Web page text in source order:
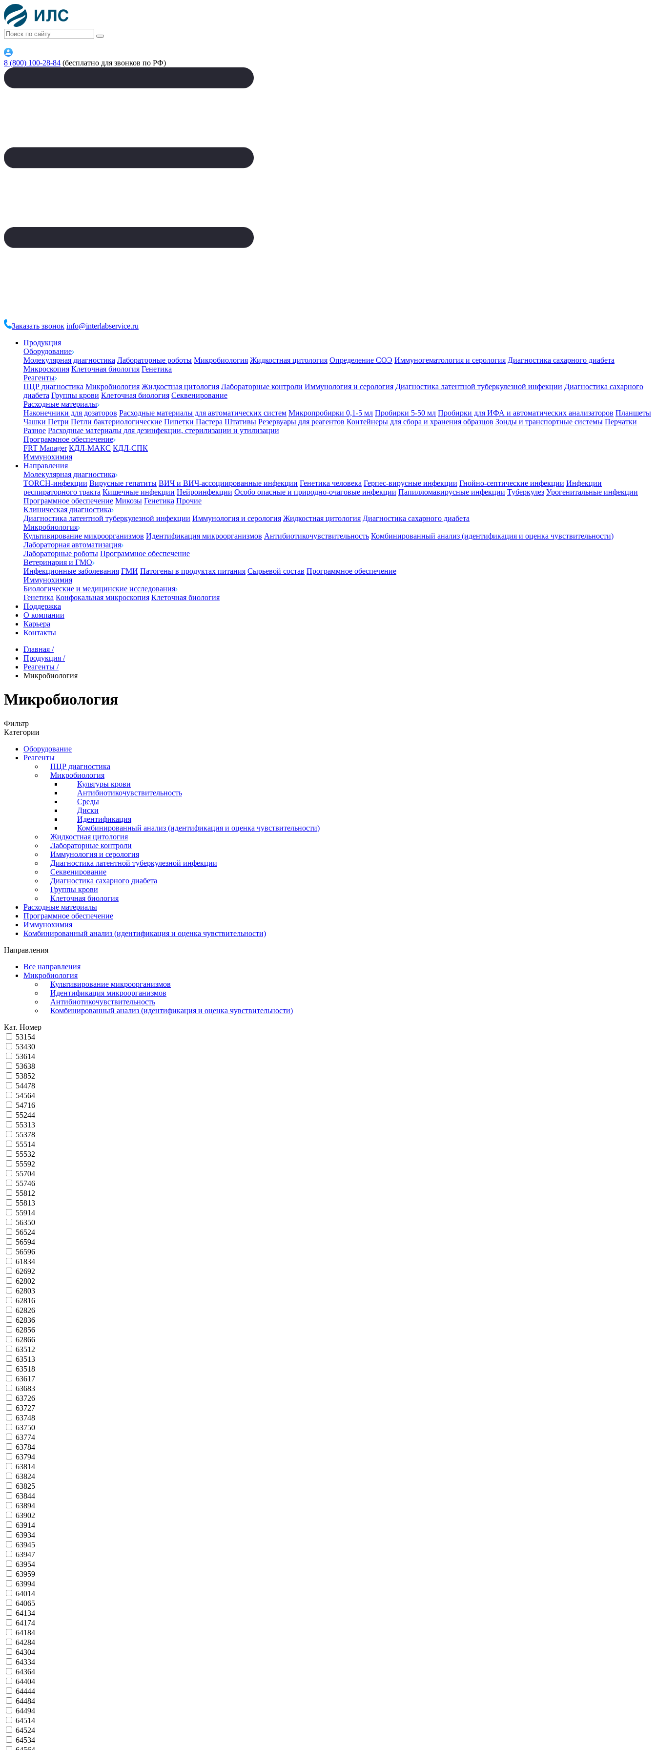
8 (800) 100-28-84 (бесплатно для звонков по РФ)
Заказать звонок info@interlabservice.ru
Продукция
Оборудование
Молекулярная диагностика Лабораторные роботы Микробиология Жидкостная цитология Определение СОЭ Иммуногематология и серология Диагностика сахарного диабета
Микроскопия Клеточная биология Генетика
Реагенты
ПЦР диагностика Микробиология Жидкостная цитология Лабораторные контроли Иммунология и серология Диагностика латентной туберкулезной инфекции Диагностика сахарного
диабета Группы крови Клеточная биология Секвенирование
Расходные материалы
Наконечники для дозаторов Расходные материалы для автоматических систем Микропробирки 0,1-5 мл Пробирки 5-50 мл Пробирки для ИФА и автоматических анализаторов Планшеты
Чашки Петри Петли бактериологические Пипетки Пастера Штативы Резервуары для реагентов Контейнеры для сбора и хранения образцов Зонды и транспортные системы Перчатки
Разное Расходные материалы для дезинфекции, стерилизации и утилизации
Программное обеспечение
FRT Manager КДЛ-МАКС КДЛ-СПК
Иммунохимия
Направления
Молекулярная диагностика
TORCH-инфекции Вирусные гепатиты ВИЧ и ВИЧ-ассоциированные инфекции Генетика человека Герпес-вирусные инфекции Гнойно-септические инфекции Инфекции
респираторного тракта Кишечные инфекции Нейроинфекции Особо опасные и природно-очаговые инфекции Папилломавирусные инфекции Туберкулез Урогенитальные инфекции
Программное обеспечение Микозы Генетика Прочие
Клиническая диагностика
Диагностика латентной туберкулезной инфекции Иммунология и серология Жидкостная цитология Диагностика сахарного диабета
Микробиология
Культивирование микроорганизмов Идентификация микроорганизмов Антибиотикочувствительность Комбинированный анализ (идентификация и оценка чувствительности)
Лабораторная автоматизация
Лабораторные роботы Программное обеспечение
Ветеринария и ГМО
Инфекционные заболевания ГМИ Патогены в продуктах питания Сырьевой состав Программное обеспечение
Иммунохимия
Биологические и медицинские исследования
Генетика Конфокальная микроскопия Клеточная биология
Поддержка
О компании
Карьера
Контакты
Главная /
Продукция /
Реагенты /
Микробиология
Микробиология
Фильтр
Категории
Оборудование
Реагенты
ПЦР диагностика
Микробиология
Культуры крови
Антибиотикочувствительность
Среды
Диски
Идентификация
Комбинированный анализ (идентификация и оценка чувствительности)
Жидкостная цитология
Лабораторные контроли
Иммунология и серология
Диагностика латентной туберкулезной инфекции
Секвенирование
Диагностика сахарного диабета
Группы крови
Клеточная биология
Расходные материалы
Программное обеспечение
Иммунохимия
Комбинированный анализ (идентификация и оценка чувствительности)
Направления
Все направления
Микробиология
Культивирование микроорганизмов
Идентификация микроорганизмов
Антибиотикочувствительность
Комбинированный анализ (идентификация и оценка чувствительности)
Кат. Номер
53154
53430
53614
53638
53852
54478
54564
54716
55244
55313
55378
55514
55532
55592
55704
55746
55812
55813
55914
56350
56524
56594
56596
61834
62692
62802
62803
62816
62826
62836
62856
62866
63512
63513
63518
63617
63683
63726
63727
63748
63750
63774
63784
63794
63814
63824
63825
63844
63894
63902
63914
63934
63945
63947
63954
63959
63994
64014
64065
64134
64174
64184
64284
64304
64334
64364
64404
64444
64484
64494
64514
64524
64534